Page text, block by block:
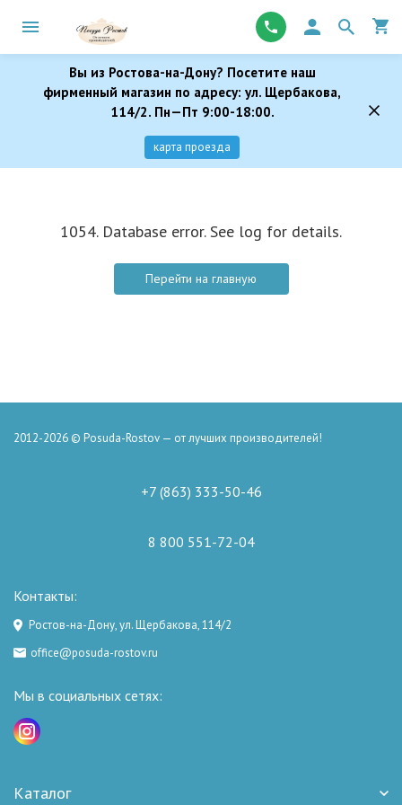
Вы из Ростова-на-Дону? Посетите наш
фирменный магазин по адресу: ул. Щербакова,
114/2. Пн—Пт 9:00-18:00.
карта проезда
1054. Database error. See log for details.
Перейти на главную
2012-2026 © Posuda-Rostov — от лучших производителей!
+7 (863) 333-50-46
8 800 551-72-04
Контакты:
Ростов-на-Дону, ул. Щербакова, 114/2
office@posuda-rostov.ru
Мы в социальных сетях:
Каталог